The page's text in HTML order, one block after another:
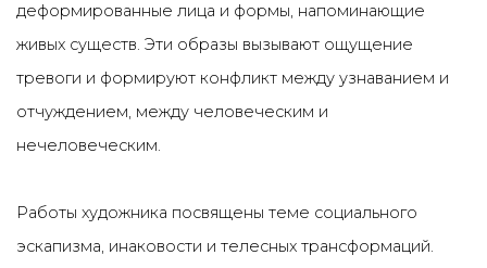
деформированные лица и формы, напоминающие
живых существ. Эти образы вызывают ощущение
тревоги и формируют конфликт между узнаванием и
отчуждением, между человеческим и
нечеловеческим.
Работы художника посвящены теме социального
эскапизма, инаковости и телесных трансформаций.